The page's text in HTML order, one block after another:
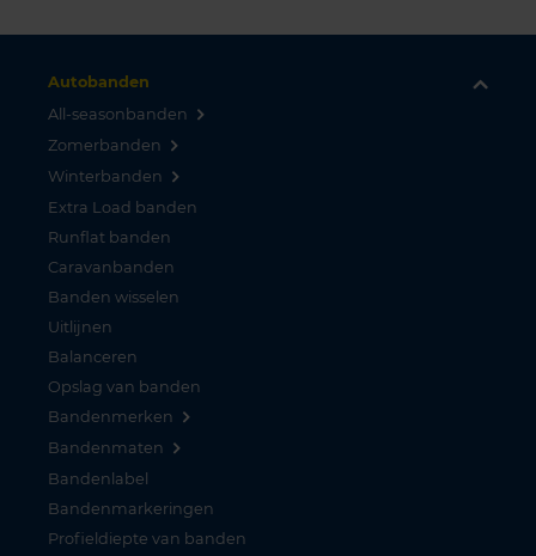
Autobanden
All-seasonbanden
Zomerbanden
Winterbanden
Extra Load banden
Runflat banden
Caravanbanden
Banden wisselen
Uitlijnen
Balanceren
Opslag van banden
Bandenmerken
Bandenmaten
Bandenlabel
Bandenmarkeringen
Profieldiepte van banden